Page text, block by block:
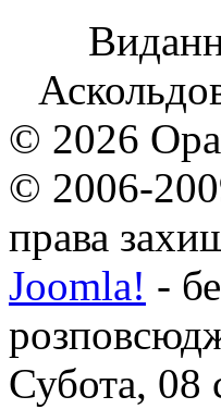
© 2026
© 2006-
права
Joomla! -
Субота, 08